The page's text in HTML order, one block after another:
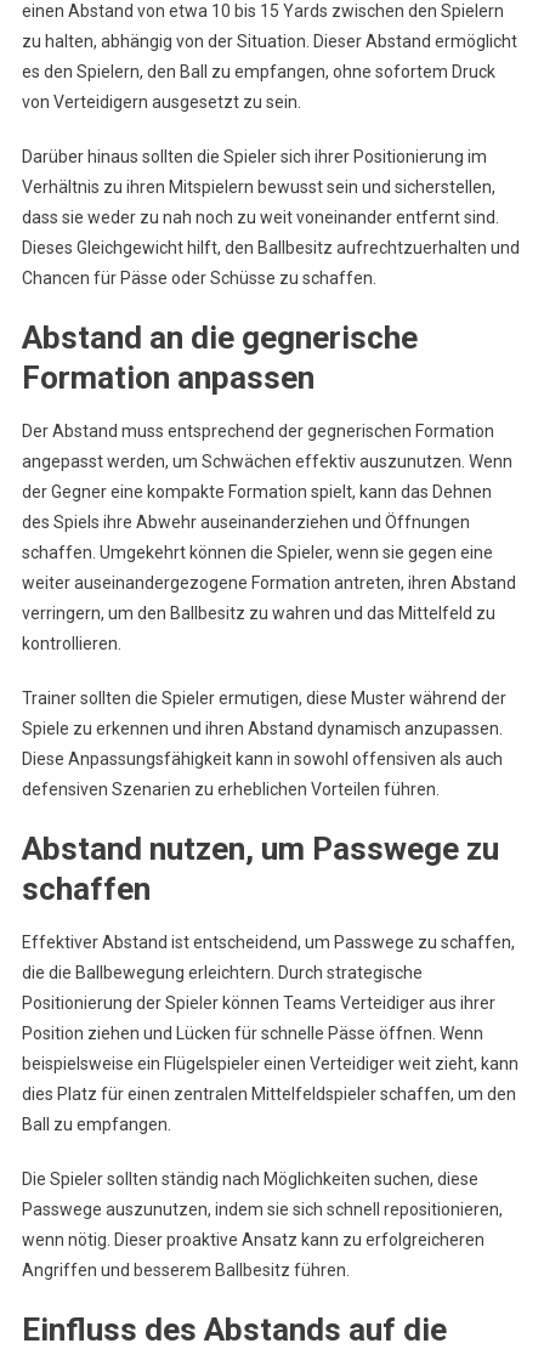
einen Abstand von etwa 10 bis 15 Yards zwischen den Spielern
zu halten, abhängig von der Situation. Dieser Abstand ermöglicht
es den Spielern, den Ball zu empfangen, ohne sofortem Druck
von Verteidigern ausgesetzt zu sein.
Darüber hinaus sollten die Spieler sich ihrer Positionierung im
Verhältnis zu ihren Mitspielern bewusst sein und sicherstellen,
dass sie weder zu nah noch zu weit voneinander entfernt sind.
Dieses Gleichgewicht hilft, den Ballbesitz aufrechtzuerhalten und
Chancen für Pässe oder Schüsse zu schaffen.
Abstand an die gegnerische
Formation anpassen
Der Abstand muss entsprechend der gegnerischen Formation
angepasst werden, um Schwächen effektiv auszunutzen. Wenn
der Gegner eine kompakte Formation spielt, kann das Dehnen
des Spiels ihre Abwehr auseinanderziehen und Öffnungen
schaffen. Umgekehrt können die Spieler, wenn sie gegen eine
weiter auseinandergezogene Formation antreten, ihren Abstand
verringern, um den Ballbesitz zu wahren und das Mittelfeld zu
kontrollieren.
Trainer sollten die Spieler ermutigen, diese Muster während der
Spiele zu erkennen und ihren Abstand dynamisch anzupassen.
Diese Anpassungsfähigkeit kann in sowohl offensiven als auch
defensiven Szenarien zu erheblichen Vorteilen führen.
Abstand nutzen, um Passwege zu
schaffen
Effektiver Abstand ist entscheidend, um Passwege zu schaffen,
die die Ballbewegung erleichtern. Durch strategische
Positionierung der Spieler können Teams Verteidiger aus ihrer
Position ziehen und Lücken für schnelle Pässe öffnen. Wenn
beispielsweise ein Flügelspieler einen Verteidiger weit zieht, kann
dies Platz für einen zentralen Mittelfeldspieler schaffen, um den
Ball zu empfangen.
Die Spieler sollten ständig nach Möglichkeiten suchen, diese
Passwege auszunutzen, indem sie sich schnell repositionieren,
wenn nötig. Dieser proaktive Ansatz kann zu erfolgreicheren
Angriffen und besserem Ballbesitz führen.
Einfluss des Abstands auf die